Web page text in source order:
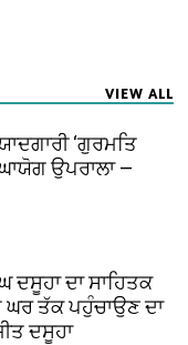
VIEW ALL
‘ਗੁਰਮਤਿ
ਉਪਰਾਲਾ —
ਦਸੂਹਾ ਦਾ ਸਾਹਿਤਕ
ਘਰ ਤੱਕ ਪਹੁੰਚਾਉਣ ਦਾ
ਦਸੂਹਾ